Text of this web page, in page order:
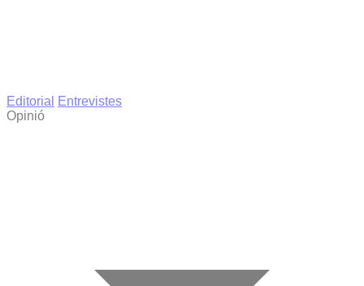
Editorial
Entrevistes
Opinió